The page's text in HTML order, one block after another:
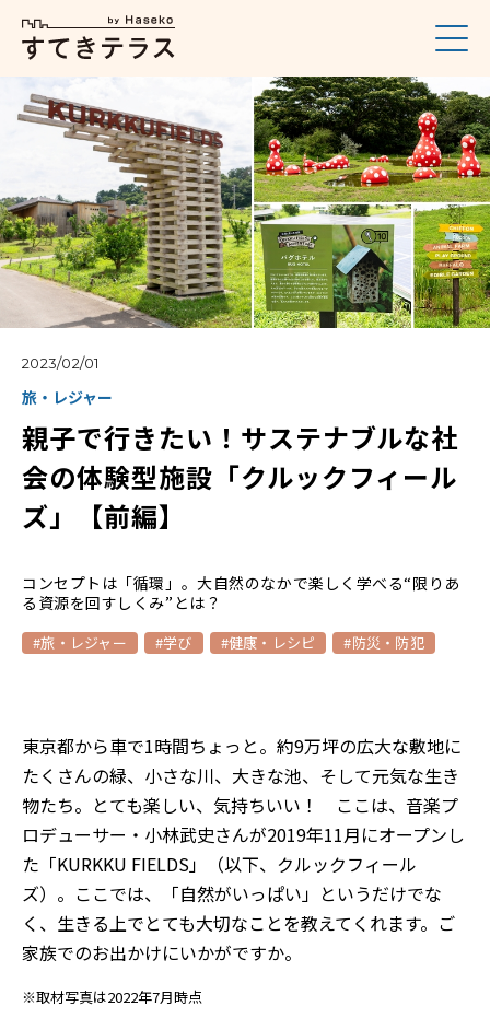
2023/02/01
旅・レジャー
親子で行きたい！サステナブルな社
会の体験型施設「クルックフィール
ズ」【前編】
コンセプトは「循環」。大自然のなかで楽しく学べる“限りあ
る資源を回すしくみ”とは？
#旅・レジャー #学び #健康・レシピ #防災・防犯
東京都から車で1時間ちょっと。約9万坪の広大な敷地に
たくさんの緑、小さな川、大きな池、そして元気な生き
物たち。とても楽しい、気持ちいい！ ここは、音楽プ
ロデューサー・小林武史さんが2019年11月にオープンし
た「KURKKU FIELDS」（以下、クルックフィール
ズ）。ここでは、「自然がいっぱい」というだけでな
く、生きる上でとても大切なことを教えてくれます。ご
家族でのお出かけにいかがですか。
※取材写真は2022年7月時点